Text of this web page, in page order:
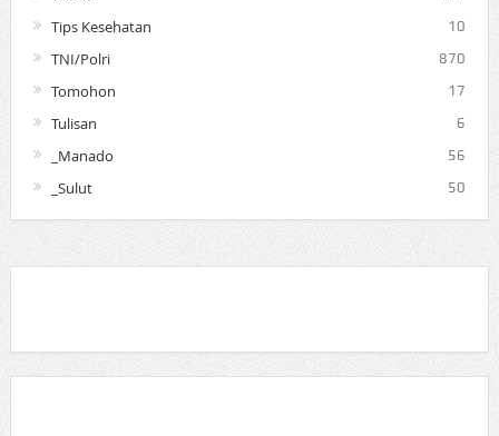
Tips Kesehatan 10
TNI/Polri 870
Tomohon 17
Tulisan 6
_Manado 56
_Sulut 50